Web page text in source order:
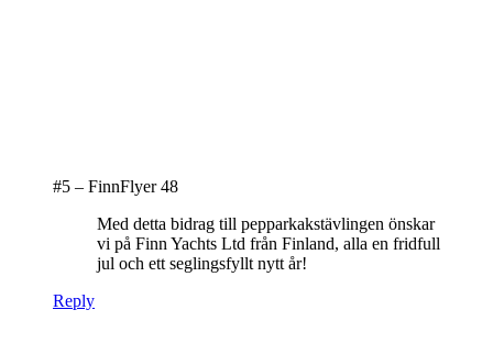
#5 – FinnFlyer 48
Med detta bidrag till pepparkakstävlingen önskar
vi på Finn Yachts Ltd från Finland, alla en fridfull
jul och ett seglingsfyllt nytt år!
Reply